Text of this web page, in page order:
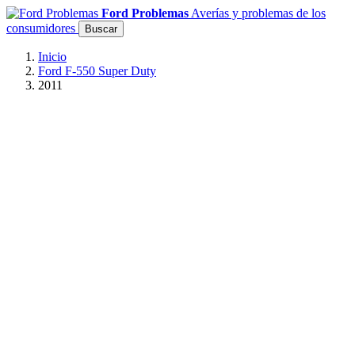
Ford Problemas Averías y problemas de los
consumidores
Buscar
Inicio
Ford F-550 Super Duty
2011